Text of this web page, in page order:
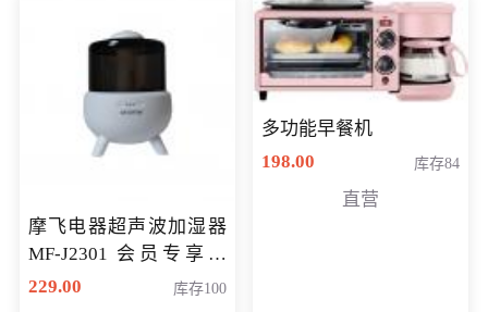
摩飞电器超声波加湿器
MF-J2301 会员专享价
168元
229.00 库存100
多功能早餐机
198.00
库存84
直营